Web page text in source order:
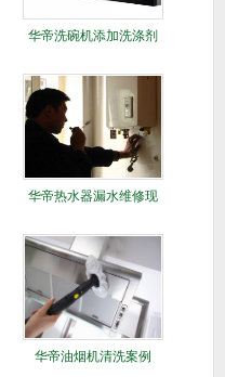
华帝洗碗机添加洗涤剂
华帝热水器漏水维修现
华帝油烟机清洗案例